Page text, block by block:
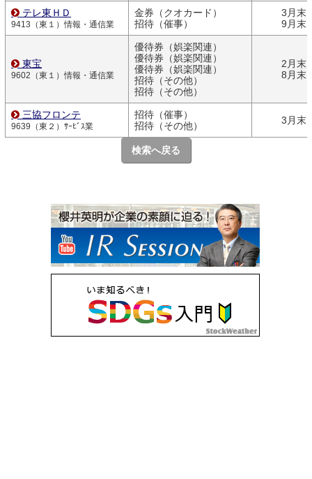
テレ東ＨＤ
9413（東１）情報・通信業
金券（クオカード）
招待（催事）
3月末
9月末
東宝
9602（東１）情報・通信業
優待券（娯楽関連）
優待券（娯楽関連）
優待券（娯楽関連）
招待（その他）
招待（その他）
2月末
8月末
三協フロンテ
9639（東２）ｻｰﾋﾞｽ業
招待（催事）
招待（その他）
3月末
検索へ戻る